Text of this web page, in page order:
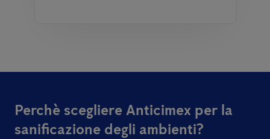
Perchè scegliere Anticimex per la
sanificazione degli ambienti?